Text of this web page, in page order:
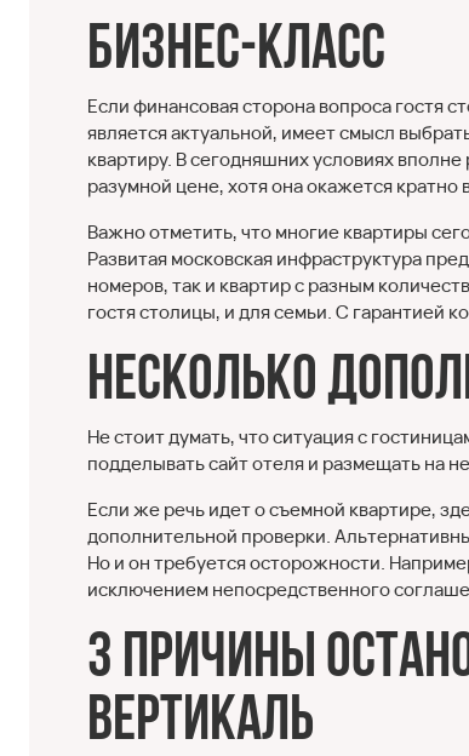
Бизнес-класс
Если финансовая сторона вопроса гостя
является актуальной, имеет смысл
квартиру. В сегодняшних условиях
разумной цене, хотя она окажется
Важно отметить, что многие квартиры
Развитая московская инфраструктура
номеров, так и квартир с разным
гостя столицы, и для семьи. С гарантией
Несколько
Не стоит думать, что ситуация с
подделывать сайт отеля и размещать на
Если же речь идет о съемной квартире,
дополнительной проверки.
Но и он требуется осторожности.
исключением непосредственного
3 причины
Вертикаль